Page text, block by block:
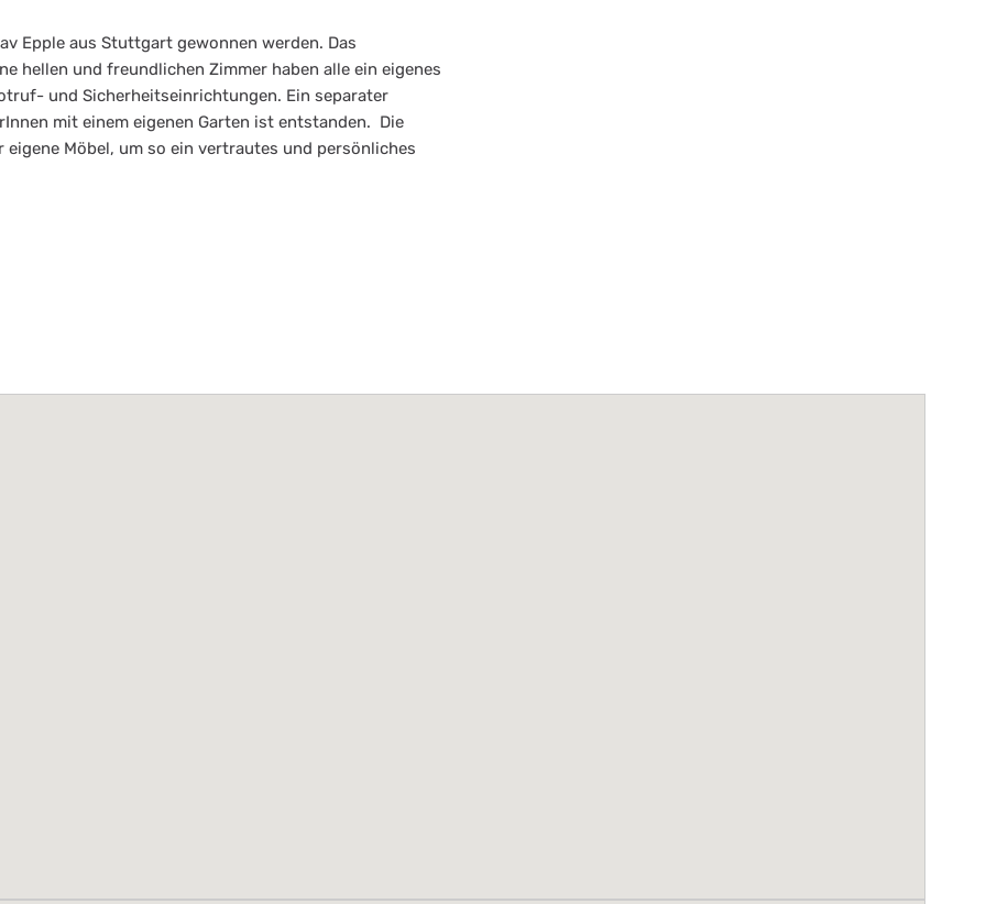
Epple aus Stuttgart gewonnen werden. Das
hellen und freundlichen Zimmer haben alle ein eigenes
und Sicherheitseinrichtungen. Ein separater
mit einem eigenen Garten ist entstanden. Die
Möbel, um so ein vertrautes und persönliches